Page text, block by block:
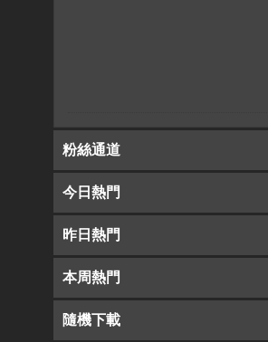
粉絲通道
今日熱門
昨日熱門
本周熱門
隨機下載